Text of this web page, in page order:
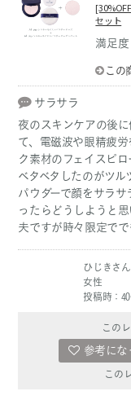
セット
満足度
この
サラサラ
夜のスキンケアの後
て、電磁波や眼精疲
ク素材のフェイスピ
ベタベタしたのがツ
パウダーで顔をサラ
ったらどうしようと
夫ですが時々限定でで
ひじきさ
女性
投稿時：
この
参考にな
この